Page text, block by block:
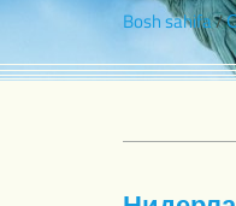
Bosh sahifa/